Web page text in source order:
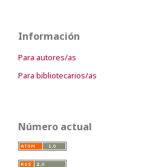
Información
Para autores/as
Para bibliotecarios/as
Número actual